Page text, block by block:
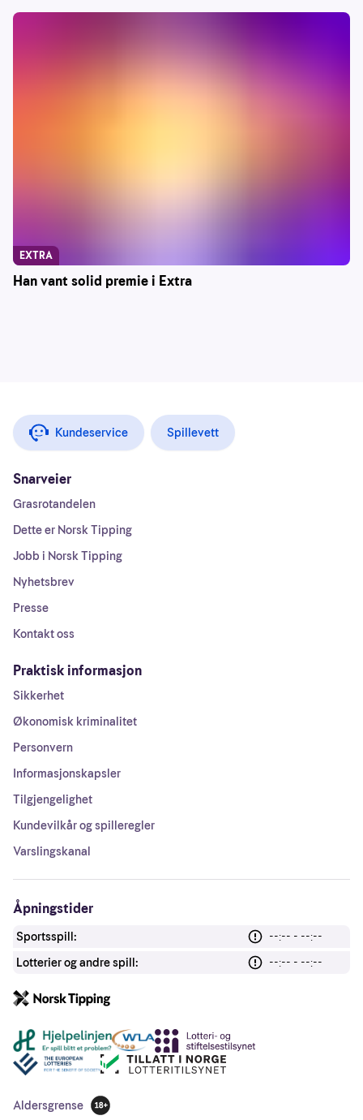
Han vant solid premie i Extra
EXTRA
Kundeservice Spillevett
Snarveier
Grasrotandelen
Dette er Norsk Tipping
Jobb i Norsk Tipping
Nyhetsbrev
Presse
Kontakt oss
Praktisk informasjon
Sikkerhet
Økonomisk kriminalitet
Personvern
Informasjonskapsler
Tilgjengelighet
Kundevilkår og spilleregler
Varslingskanal
Åpningstider
Sportsspill:
--:-- - --:--
Lotterier og andre spill:
--:-- - --:--
Andre lenker
Aldersgrense
18 år